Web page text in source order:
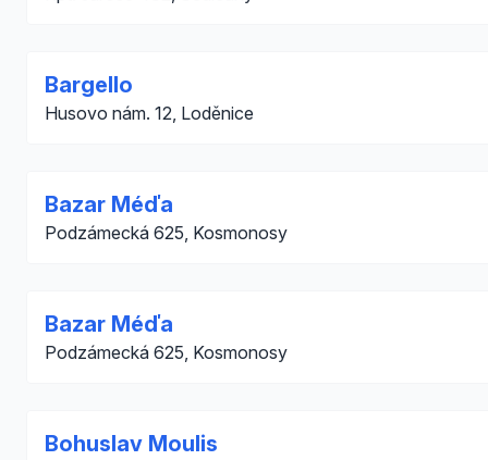
Bargello
Husovo nám. 12, Loděnice
Bazar Méďa
Podzámecká 625, Kosmonosy
Bazar Méďa
Podzámecká 625, Kosmonosy
Bohuslav Moulis